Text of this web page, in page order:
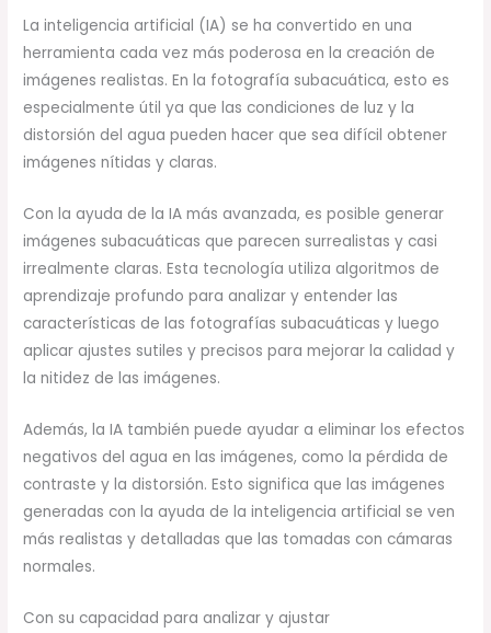
La inteligencia artificial (IA) se ha convertido en una
herramienta cada vez más poderosa en la creación de
imágenes realistas. En la fotografía subacuática, esto es
especialmente útil ya que las condiciones de luz y la
distorsión del agua pueden hacer que sea difícil obtener
imágenes nítidas y claras.
Con la ayuda de la IA más avanzada, es posible generar
imágenes subacuáticas que parecen surrealistas y casi
irrealmente claras. Esta tecnología utiliza algoritmos de
aprendizaje profundo para analizar y entender las
características de las fotografías subacuáticas y luego
aplicar ajustes sutiles y precisos para mejorar la calidad y
la nitidez de las imágenes.
Además, la IA también puede ayudar a eliminar los efectos
negativos del agua en las imágenes, como la pérdida de
contraste y la distorsión. Esto significa que las imágenes
generadas con la ayuda de la inteligencia artificial se ven
más realistas y detalladas que las tomadas con cámaras
normales.
Con su capacidad para analizar y ajustar